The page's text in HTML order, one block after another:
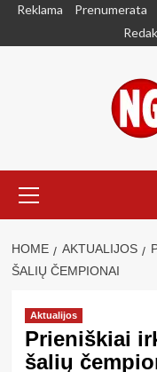
SkipReklama Prenumerata
Menu
HOME AKTUALIJOS
ŠALIŲ ČEMPIONAI
Aktualijos
Prieniškiai
šalių